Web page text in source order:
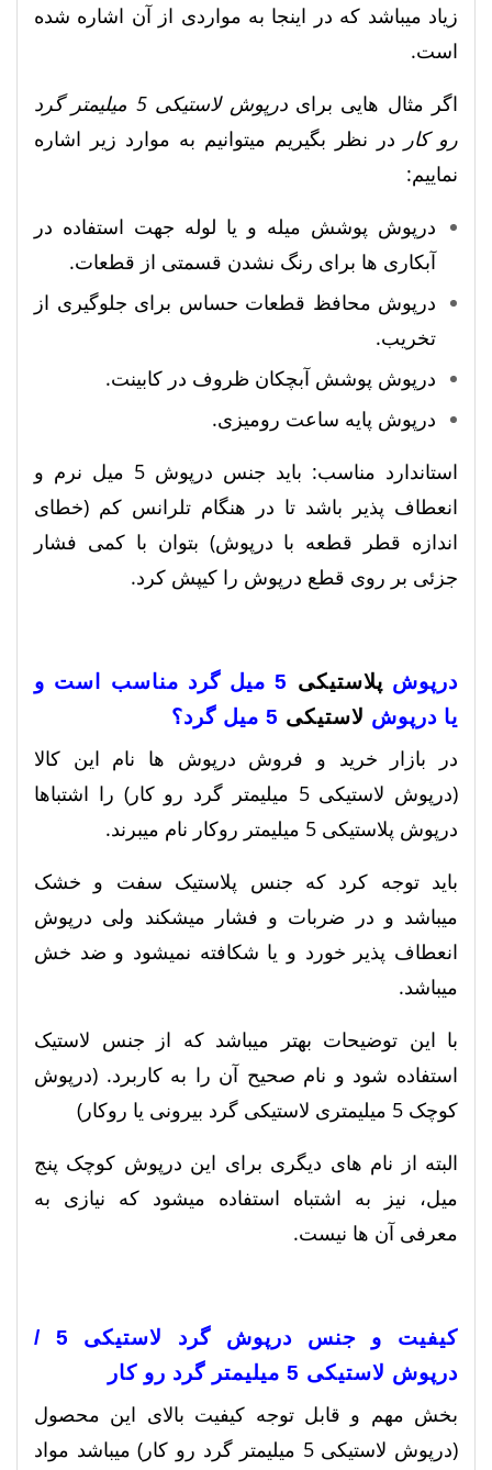
زیاد میباشد که در اینجا به مواردی از آن اشاره شده
است.
اگر مثال هایی برای
درپوش لاستیکی 5 میلیمتر گرد
رو کار در نظر بگیریم میتوانیم به موارد زیر اشاره
نماییم:
درپوش پوشش میله و یا لوله جهت استفاده در
آبکاری ها برای رنگ نشدن قسمتی از قطعات.
درپوش محافظ قطعات حساس برای جلوگیری از
تخریب.
درپوش پوشش آبچکان ظروف در کابینت.
درپوش پایه ساعت رومیزی.
استاندارد مناسب: باید جنس درپوش 5 میل نرم و
انعطاف پذیر باشد تا در هنگام تلرانس کم (خطای
اندازه قطر قطعه با درپوش) بتوان با کمی فشار
جزئی بر روی قطع درپوش را کیپش کرد.
درپوش پلاستیکی
5 میل گرد مناسب است و
یا درپوش لاستیکی 5 میل گرد؟
در بازار خرید و فروش درپوش ها نام این کالا
(درپوش لاستیکی 5 میلیمتر گرد رو کار) را اشتباها
درپوش پلاستیکی 5 میلیمتر روکار نام میبرند.
باید توجه کرد که جنس پلاستیک سفت و خشک
میباشد و در ضربات و فشار میشکند ولی درپوش
انعطاف پذیر خورد و یا شکافته نمیشود و ضد خش
میباشد.
با این توضیحات بهتر میباشد که از جنس لاستیک
استفاده شود و نام صحیح آن را به کاربرد. (درپوش
کوچک 5 میلیمتری لاستیکی گرد بیرونی یا روکار)
البته از نام های دیگری برای این درپوش کوچک پنج
میل، نیز به اشتباه استفاده میشود که نیازی به
معرفی آن ها نیست.
کیفیت و جنس درپوش گرد لاستیکی 5 /
درپوش لاستیکی 5 میلیمتر گرد رو کار
بخش مهم و قابل توجه کیفیت بالای این محصول
(درپوش لاستیکی 5 میلیمتر گرد رو کار) میباشد مواد